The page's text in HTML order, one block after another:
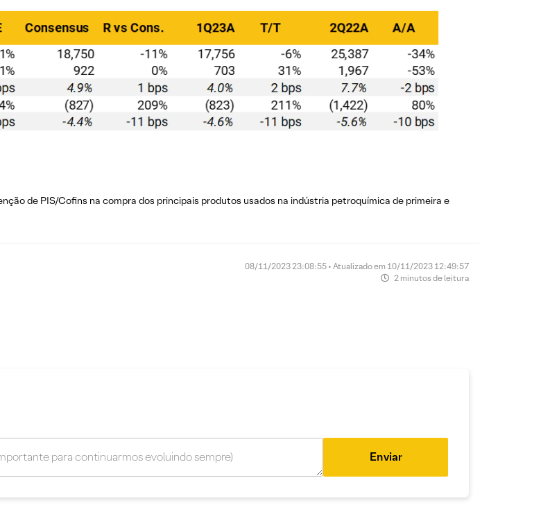
de PIS/Cofins na compra dos principais produtos usados na indústria petroquímica de primeira e
08/11/2023 23:08:55 • Atualizado em 10/11/2023 12:49:57
2 minutos de leitura
Enviar